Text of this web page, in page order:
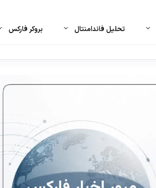
تحلیل فاندامنتال بروکر فارکس